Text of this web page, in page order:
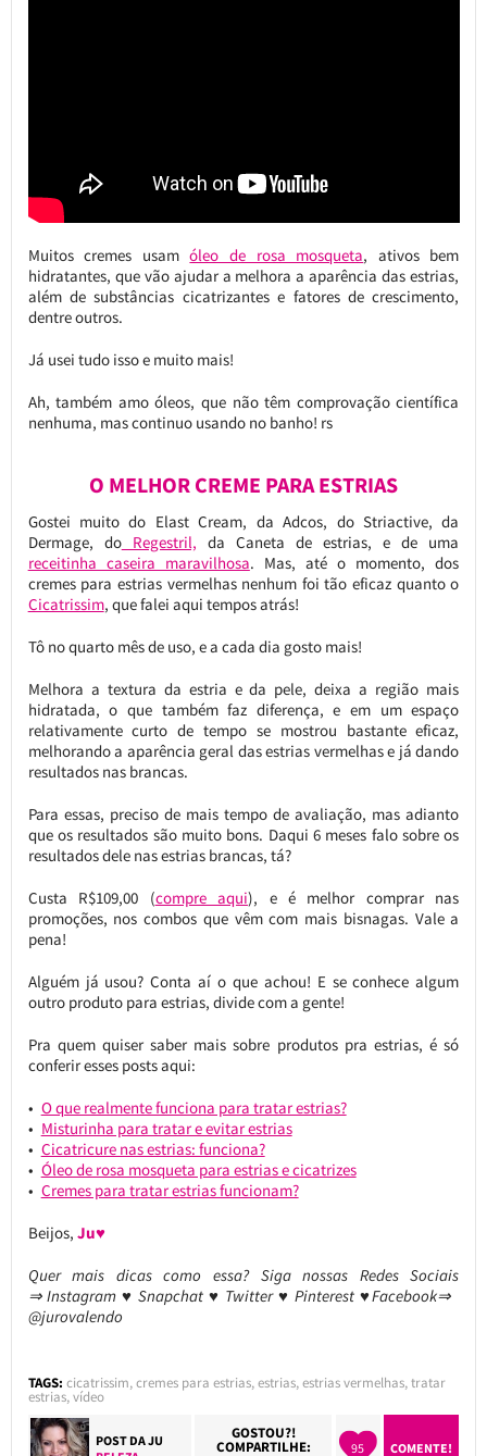
Muitos cremes usamóleo de rosa mosqueta, ativos bem
hidratantes, que vão ajudar a melhora a aparência das estrias,
além de substâncias cicatrizantes e fatores de crescimento,
dentre outros.
Já usei tudo isso e muito mais!
Ah, também amo óleos, que não têm comprovação científica
nenhuma, mas continuo usando no banho! rs
O MELHOR CREME PARA ESTRIAS
Gostei muito do Elast Cream, da Adcos, do Striactive, da
Dermage, doRegestril, da Caneta de estrias, e de uma
receitinha caseira maravilhosa. Mas, até o momento, dos
cremes para estrias vermelhas nenhum foi tão eficaz quanto o
Cicatrissim, que falei aqui tempos atrás!
Tô no quarto mês de uso, e a cada dia gosto mais!
Melhora a textura da estria e da pele, deixa a região mais
hidratada, o que também faz diferença, e em um espaço
relativamente curto de tempo se mostrou bastante eficaz,
melhorando a aparência geral das estrias vermelhas e já dando
resultados nas brancas.
Para essas, preciso de mais tempo de avaliação, mas adianto
que os resultados são muito bons. Daqui 6 meses falo sobre os
resultados dele nas estrias brancas, tá?
Custa R$109,00 (compre aqui), e é melhor comprar nas
promoções, nos combos que vêm com mais bisnagas. Vale a
pena!
Alguém já usou? Conta aí o que achou! E se conhece algum
outro produto para estrias, divide com a gente!
Pra quem quiser saber mais sobre produtos pra estrias, é só
conferir esses posts aqui:
O que realmente funciona para tratar estrias?
Misturinha para tratar e evitar estrias
Cicatricure nas estrias: funciona?
Óleo de rosa mosqueta para estrias e cicatrizes
Cremes para tratar estrias funcionam?
Beijos, Ju♥
Quer mais dicas como essa? Siga nossas Redes Sociais
⇒ Instagram ♥ Snapchat ♥ Twitter ♥ Pinterest ♥Facebook⇒
@jurovalendo
TAGS: cicatrissim,cremes para estrias,estrias,estrias vermelhas,tratar
estrias,vídeo
POST DAJU
GOSTOU?!
COMPARTILHE: 95
COMENTE!